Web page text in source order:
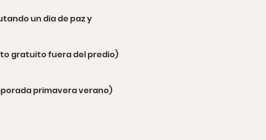
un dia de paz y
gratuito fuera del predio)
primavera verano)